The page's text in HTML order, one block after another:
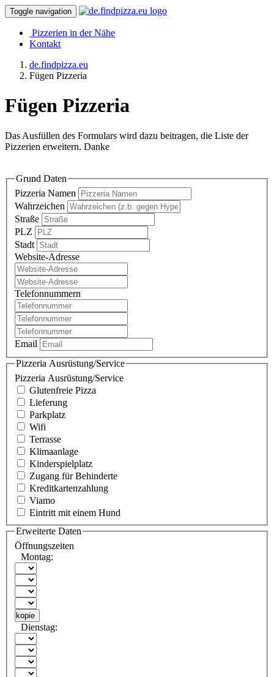
Toggle navigation
Pizzerien in der Nähe
Kontakt
de.findpizza.eu
Fügen Pizzeria
Fügen Pizzeria
Das Ausfüllen des Formulars wird dazu beitragen, die Liste der
Pizzerien erweitern. Danke
Grund Daten
Pizzeria Namen
Wahrzeichen
Straße
PLZ
Stadt
Website-Adresse
Telefonnummern
Email
Pizzeria Ausrüstung/Service
Pizzeria Ausrüstung/Service
Glutenfreie Pizza
Lieferung
Parkplatz
Wifi
Terrasse
Klimaanlage
Kinderspielplatz
Zugang für Behinderte
Kreditkartenzahlung
Viamo
Eintritt mit einem Hund
Erweiterte Daten
Öffnungszeiten
Montag:
kopie
Dienstag: